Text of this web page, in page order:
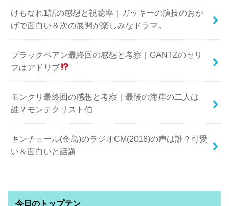
けもなれ1話の感想と視聴率｜ガッキーの演技のおか
げで面白い＆次の展開が楽しみなドラマ。
ブラックペアン最終回の感想と考察｜GANTZのセリ
フはアドリブ
モンクリ最終回の感想と考察｜最後の海岸の二人は
誰？モンテクリスト伯
キンチョール(金鳥)のラジオCM(2018)の声は誰？可愛
い＆面白いと話題
今日のトップテン